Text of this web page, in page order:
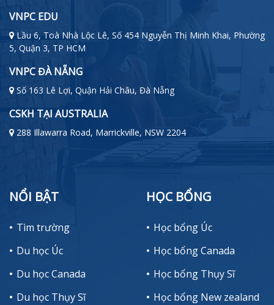
VNPC EDU
Lầu 6, Toà Nhà Lộc Lê, Số 454 Nguyễn Thị Minh Khai, Phường
5, Quận 3, TP HCM
VNPC ĐÀ NẴNG
Số 163 Lê Lợi, Quận Hải Châu, Đà Nẵng
CSKH TẠI AUSTRALIA
288 Illawarra Road, Marrickville, NSW 2204
NỔI BẬT
Tìm trường
Du học Úc
Du học Canada
Du học Thụy Sĩ
HỌC BỔNG
Học bổng Úc
Học bổng Canada
Học bổng Thụy Sĩ
Học bổng New zealand